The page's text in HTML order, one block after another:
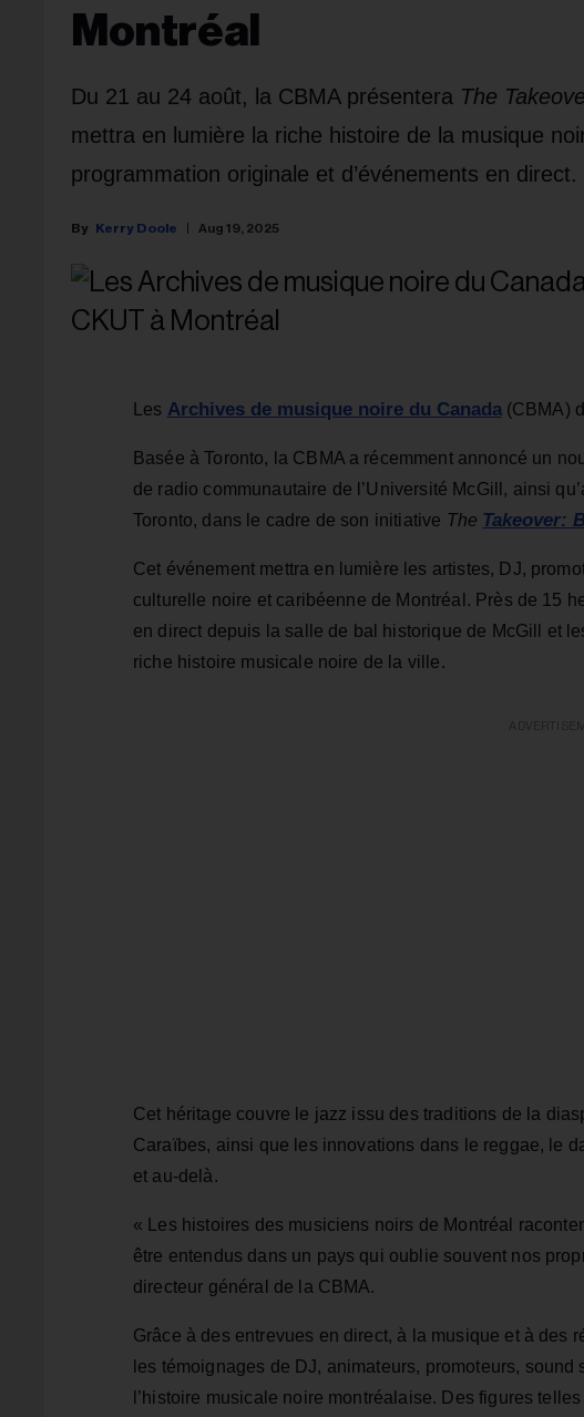
Montréal
Du 21 au 24 août, la CBMA présentera The
mettra en lumière la riche histoire de la musique
programmation originale et d’événements en direct.
Kerry Doole Aug 19, 2025
Les Archives de musique noire du Canada(CBMA)
Basée à Toronto, la CBMA a récemment annoncé un
de radio communautaire de l’Université McGill, ainsi
Toronto, dans le cadre de son initiative The Takeover:
Cet événement mettra en lumière les artistes, DJ,
culturelle noire et caribéenne de Montréal. Près de 15
en direct depuis la salle de bal historique de McGill et
riche histoire musicale noire de la ville.
Cet héritage couvre le jazz issu des traditions de la
Caraïbes, ainsi que les innovations dans le reggae, le
et au-delà.
« Les histoires des musiciens noirs de Montréal
être entendus dans un pays qui oublie souvent nos
directeur général de la CBMA.
Grâce à des entrevues en direct, à la musique et à des
les témoignages de DJ, animateurs, promoteurs,
l’histoire musicale noire montréalaise. Des figures